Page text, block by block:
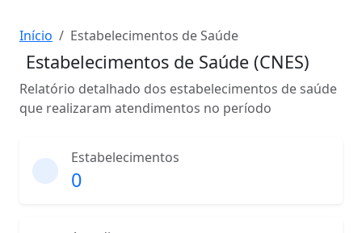
Início Estabelecimentos de Saúde
Estabelecimentos de Saúde (CNES)
Relatório detalhado dos estabelecimentos de saúde
que realizaram atendimentos no período
Estabelecimentos
0